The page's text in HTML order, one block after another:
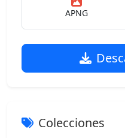
APNG
Colecciones